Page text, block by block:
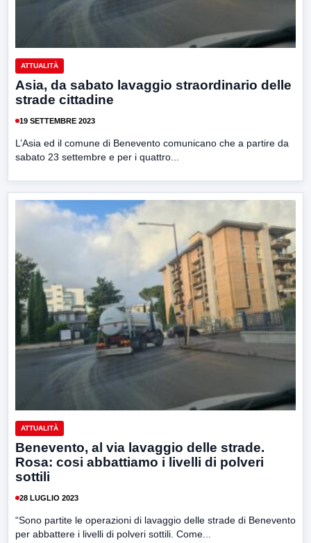
ATTUALITÀ
Asia, da sabato lavaggio straordinario delle
strade cittadine
19 SETTEMBRE 2023
L’Asia ed il comune di Benevento comunicano che a partire da
sabato 23 settembre e per i quattro...
ATTUALITÀ
Benevento, al via lavaggio delle strade.
Rosa: cosi abbattiamo i livelli di polveri
sottili
28 LUGLIO 2023
“Sono partite le operazioni di lavaggio delle strade di Benevento
per abbattere i livelli di polveri sottili. Come...